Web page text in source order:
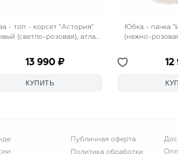
- топ - корсет "Астория"
(светло-розовая), атлас
13 990 ₽
Юбка - пачка
(нежно-
12
Публичная оферта
Политика обработки